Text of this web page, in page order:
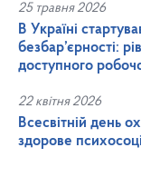
25 травня 2026
В Україні
безбар’єрності:
доступного
22 квітня 2026
Всесвітній день
здорове